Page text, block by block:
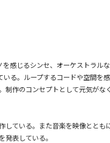
感じるシンセ、オーケストラル
る。ループするコードや空間を
制作のコンセプトとして元気がな
している。また音楽を映像ととも
発表している。